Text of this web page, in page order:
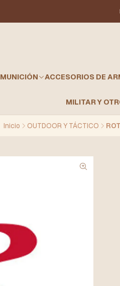
MUNICIÓN ACCESORIOS DE
MILITAR Y
Inicio OUTDOOR Y TÁCTICO